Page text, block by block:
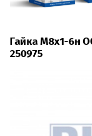
Гайка М8х1-6н
250975